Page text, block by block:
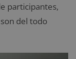
participantes,
del todo